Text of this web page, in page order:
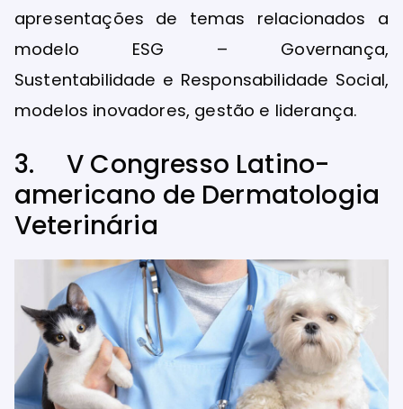
apresentações de temas relacionados a
modelo ESG – Governança,
Sustentabilidade e Responsabilidade Social,
modelos inovadores, gestão e liderança.
3. V Congresso Latino-
americano de Dermatologia
Veterinária